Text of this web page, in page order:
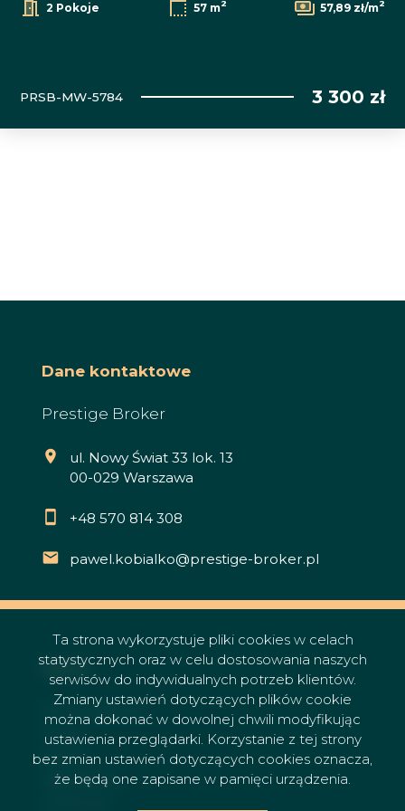
2 Pokoje 57 m2 57,89 zł/m2
PRSB-MW-5784 3 300 zł
Dane kontaktowe
Prestige Broker
ul. Nowy Świat 33 lok. 13
00-029 Warszawa
+48 570 814 308
pawel.kobialko@prestige-broker.pl
menu
Strona główna
O nas
Oferty
Zgłoszenia
Ta strona wykorzystuje pliki cookies w celach
statystycznych oraz w celu dostosowania naszych
serwisów do indywidualnych potrzeb klientów.
Zmiany ustawień dotyczących plików cookie
można dokonać w dowolnej chwili modyfikując
ustawienia przeglądarki. Korzystanie z tej strony
bez zmian ustawień dotyczących cookies oznacza,
że będą one zapisane w pamięci urządzenia.